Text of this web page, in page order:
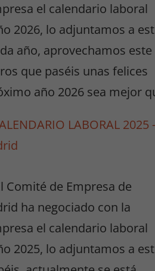
el calendario laboral
2026, lo adjuntamos a
año, aprovechamos este
que paséis unas felices
año 2026 sea mejor
LABORAL 2025
Comité de Empresa de
ha negociado con la
el calendario laboral
2025, lo adjuntamos a
Necesarias
/
Estadísticas
Estas cookies
no son
opcionales.
Son
para que
funcione la
mejorar la
funcionalidad
y estructura
de la web.